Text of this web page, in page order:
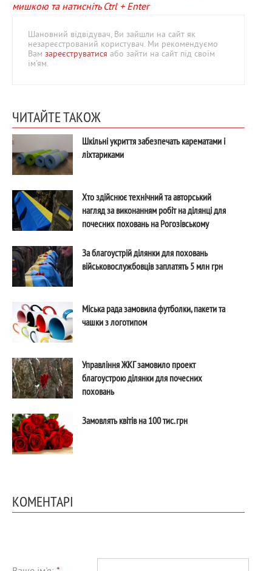
мишкою та натисніть Ctrl + Enter
Шановний відвідувач, Ви зайшли на сайт як
незареєстрований користувач. Ми рекомендуємо
Вам зареєструватися або зайти на сайт під своїм
ім'ям.
ЧИТАЙТЕ ТАКОЖ
Шкільні укриття забезпечать карематами і
ліхтариками
Хто здійснює технічний та авторський
нагляд за виконанням робіт на ділянці для
почесних поховань на Рогозівському
За благоустрій ділянки для поховань
військовослужбовців заплатять 5 млн грн
Міська рада замовила футболки, пакети та
чашки з логотипом
Управління ЖКГ замовило проект
благоустрою ділянки для почесних
поховань
Замовлять квітів на 100 тис. грн
КОМЕНТАРІ